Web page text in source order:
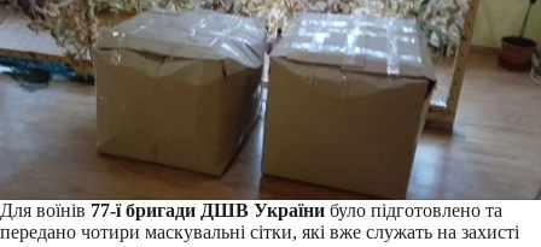
Для воїнів 77-ї бригади ДШВ України було підготовлено та
передано чотири маскувальні сітки, які вже служать на захисті